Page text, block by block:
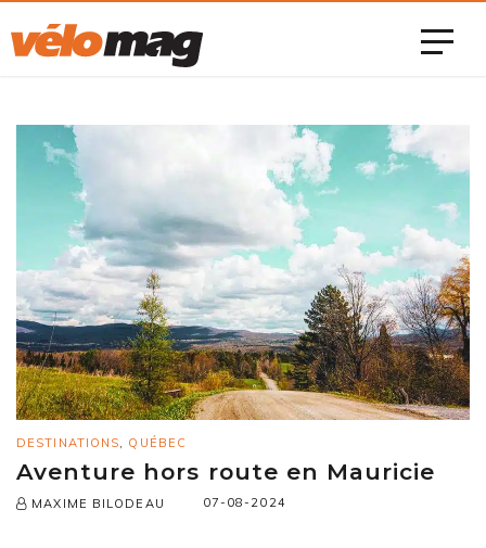
DESTINATIONS QUÉBEC
Aventure hors route en Mauricie
MAXIME BILODEAU 07-08-2024